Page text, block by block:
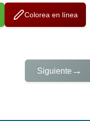
Colorea en línea
Siguiente →